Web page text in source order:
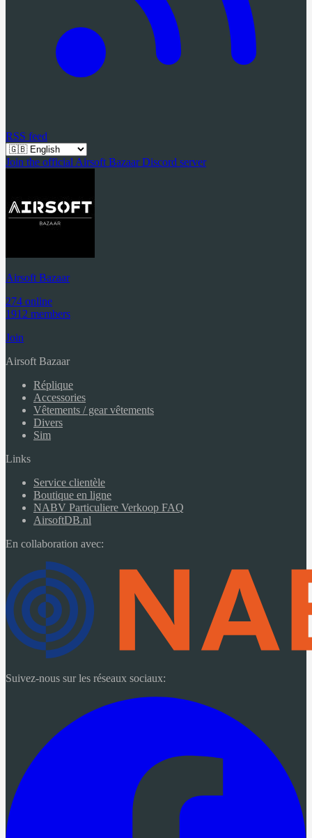
RSS feed
Join the official Airsoft Bazaar Discord server
Airsoft Bazaar
274 online
1912 members
Join
Airsoft Bazaar
Réplique
Accessories
Vêtements / gear vêtements
Divers
Sim
Links
Service clientèle
Boutique en ligne
NABV Particuliere Verkoop FAQ
AirsoftDB.nl
En collaboration avec:
Suivez-nous sur les réseaux sociaux: